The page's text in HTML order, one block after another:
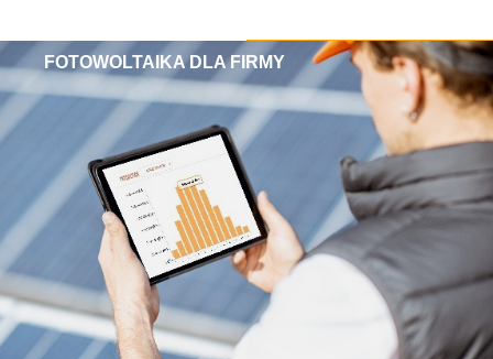
FOTOWOLTAIKA DLA FIRMY